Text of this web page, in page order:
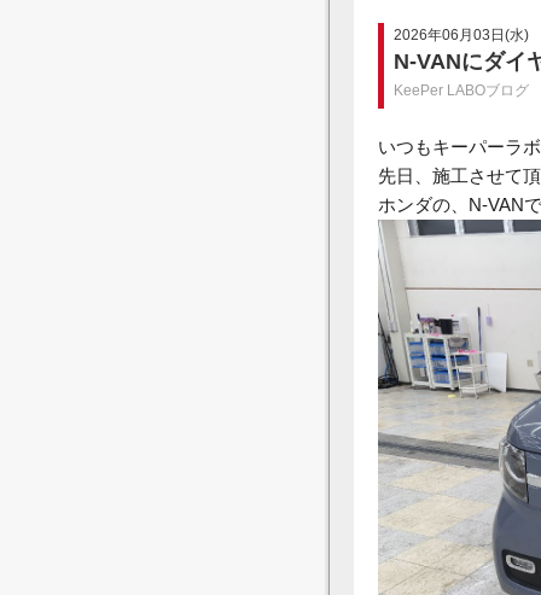
2026年06月03日(水)
N-VANにダイ
KeePer LABOブログ
いつもキーパーラ
先日、施工させて
ホンダの、N-VANで